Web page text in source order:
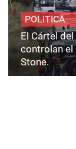
POLITICA
El Cártel
controlan el
Stone.